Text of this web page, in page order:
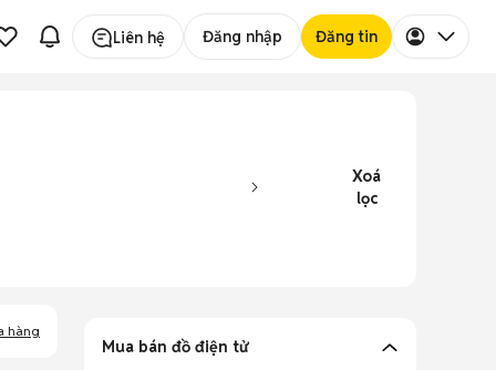
Liên hệ Đăng nhập Đăng tin
Xoá
lọc
hàng
Mua bán đồ điện tử